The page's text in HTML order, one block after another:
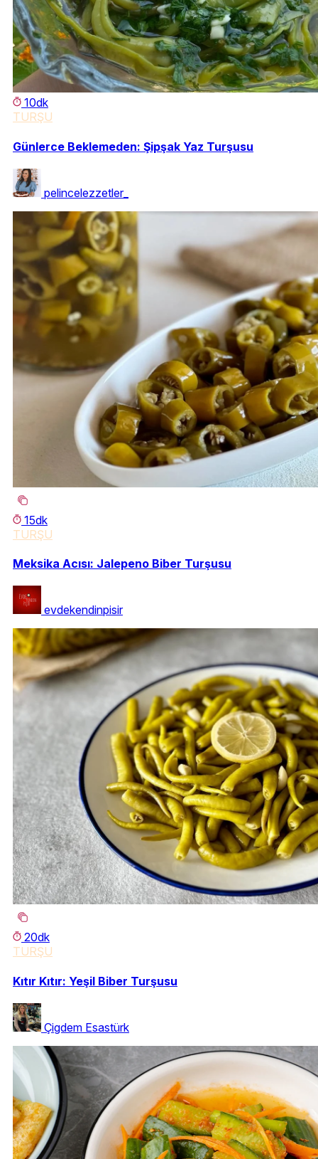
10dk
TURŞU
Günlerce Beklemeden: Şipşak Yaz Turşusu
pelincelezzetler_
15dk
TURŞU
Meksika Acısı: Jalepeno Biber Turşusu
evdekendinpisir
20dk
TURŞU
Kıtır Kıtır: Yeşil Biber Turşusu
Çigdem Esastürk